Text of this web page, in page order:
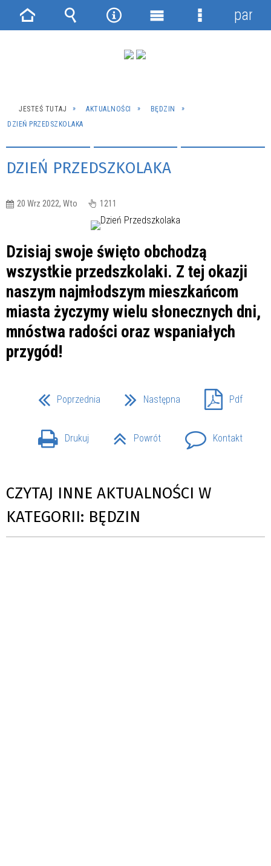
JESTEŚ TUTAJ AKTUALNOŚCI
BĘDZIN
DZIEŃ PRZEDSZKOLAKA
DZIEŃ PRZEDSZKOLAKA
20 Wrz 2022, Wto 1211
Dzisiaj swoje święto obchodzą
wszystkie przedszkolaki. Z tej okazji
naszym najmłodszym mieszkańcom
miasta życzymy wielu słonecznych dni,
mnóstwa radości oraz wspaniałych
przygód!
Poprzednia Następna Pdf
Drukuj Powrót Kontakt
CZYTAJ INNE AKTUALNOŚCI W
KATEGORII: BĘDZIN
Strona Wyszukiwarka
NarzędziaMenu
Menu
panel